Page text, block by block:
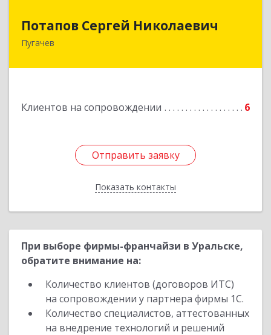
Потапов Сергей Николаевич
Пугачев
Клиентов на сопровождении 6
Отправить заявку
Показать контакты
Потапов Сергей Николаевич
Отправить заявку
Назад
При выборе фирмы-франчайзи в Уральске,
обратите внимание на:
Количество клиентов (договоров ИТС)
на сопровождении у партнера фирмы 1С.
Количество специалистов, аттестованных
на внедрение технологий и решений